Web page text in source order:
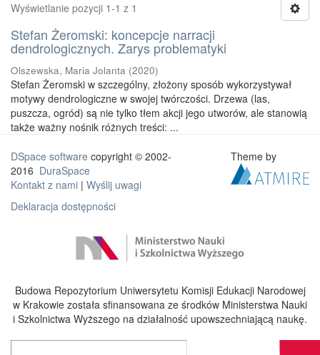
Wyświetlanie pozycji 1-1 z 1
Stefan Żeromski: koncepcje narracji
dendrologicznych. Zarys problematyki
Olszewska, Maria Jolanta (2020)
Stefan Żeromski w szczególny, złożony sposób wykorzystywał
motywy dendrologiczne w swojej twórczości. Drzewa (las,
puszcza, ogród) są nie tylko tłem akcji jego utworów, ale stanowią
także ważny nośnik różnych treści: ...
DSpace software copyright © 2002-
2016 DuraSpace
Kontakt z nami | Wyślij uwagi
Deklaracja dostępności
Theme by
Budowa Repozytorium Uniwersytetu Komisji Edukacji Narodowej
w Krakowie została sfinansowana ze środków Ministerstwa Nauki
i Szkolnictwa Wyższego na działalność upowszechniającą naukę.